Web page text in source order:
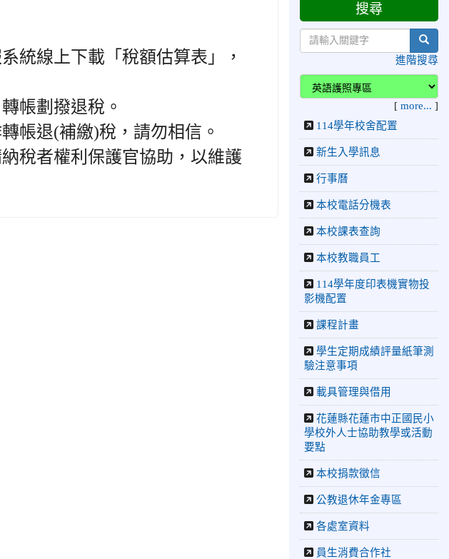
統線上下載「稅額估算表」，
帳劃撥退稅。
帳退(補繳)稅，請勿相信。
稅者權利保護官協助，以維護
2026-07-08
榮譽
校跆拳道隊參加115年第十
八屆全國跆拳道品勢錦標賽
榮獲佳績！
2026-06-30 檢送「花蓮縣
115學年度推動國民中學充
實校安人力聯合甄選簡章」
1份，敬請協助公告周知，
請查照。
2026-06-29
榮譽
校跆拳道隊參加115年花蓮
市「市長盃」跆拳道錦標賽
榮獲佳績！
2026-06-16
賀 本
校跆拳道隊參加115年第三
十三屆全國少年跆拳道錦標
賽 榮獲佳績！
2026-06-10
榮譽
恭喜本
校參加「115年花蓮市語文
競賽」，成績優異
2026-06-09
榮譽
賀 本
校籃球隊參加 2026花蓮縣
第46屆假日盃籃球賽 榮獲
季軍！
2026-06-09
榮譽
賀 本
校游泳隊參加115年花蓮縣
縣長盃分齡游泳錦標賽榮獲
佳績！
2026-06-02
榮譽
賀 本
校跆拳道隊參加 115年花蓮
縣「縣長盃」跆拳道錦標賽
暨全國少年盃花蓮縣代表隊
選拔賽 榮獲佳績！
搜尋
進階搜尋
[ more... ]
114學年校舍配置
新生入學訊息
行事曆
本校電話分機表
本校課表查詢
本校教職員工
114學年度印表機實物投
影機配置
課程計畫
學生定期成績評量紙筆測
驗注意事項
載具管理與借用
花蓮縣花蓮市中正國民小
學校外人士協助教學或活動
要點
本校捐款徵信
公教退休年金專區
各處室資料
員生消費合作社